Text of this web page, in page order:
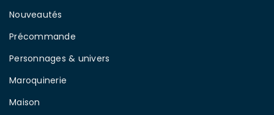
Nouveautés
Précommande
Personnages & univers
Maroquinerie
Maison